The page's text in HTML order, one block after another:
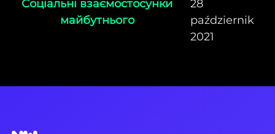
Соціальні взаємостосунки
майбутнього
28
październik
2021